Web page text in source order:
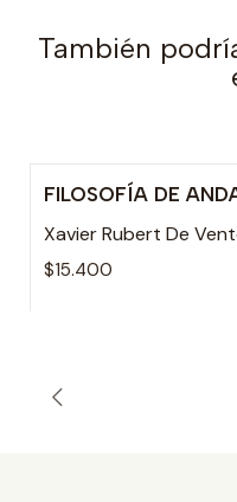
También
FILOSOFÍA DE
Xavier Rubert De
$15.400